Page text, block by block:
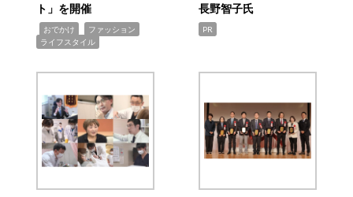
ト」を開催
おでかけ ファッション
ライフスタイル
長野智子氏
PR